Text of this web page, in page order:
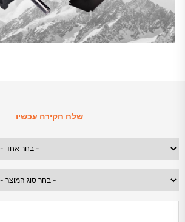
שלח חקירה עכשיו